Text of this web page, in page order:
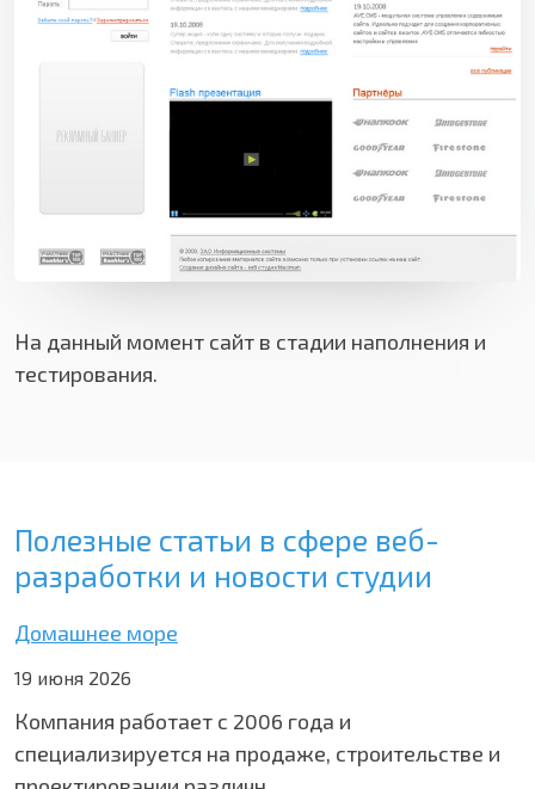
На данный момент сайт в стадии наполнения и
тестирования.
Полезные статьи в сфере веб-
разработки и новости студии
Домашнее море
19 июня 2026
Компания работает с 2006 года и
специализируется на продаже, строительстве и